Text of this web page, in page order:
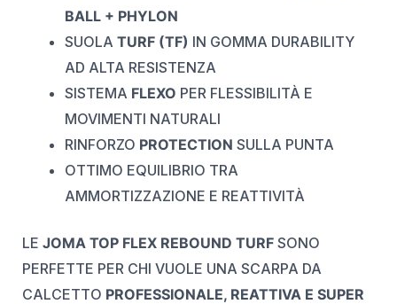
BALL + PHYLON
SUOLA TURF (TF) IN GOMMA DURABILITY
AD ALTA RESISTENZA
SISTEMA FLEXO PER FLESSIBILITÀ E
MOVIMENTI NATURALI
RINFORZO PROTECTION SULLA PUNTA
OTTIMO EQUILIBRIO TRA
AMMORTIZZAZIONE E REATTIVITÀ
LE JOMA TOP FLEX REBOUND TURFSONO
PERFETTE PER CHI VUOLE UNA SCARPA DA
CALCETTO PROFESSIONALE, REATTIVA E SUPER